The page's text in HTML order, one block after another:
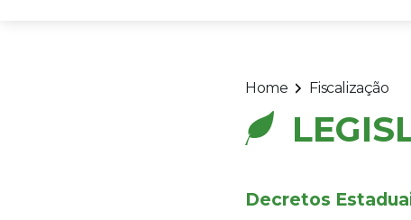
Home Fiscalização
Decretos